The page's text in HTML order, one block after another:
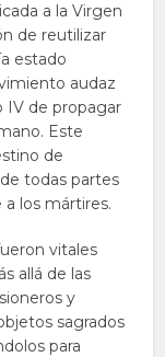
a la Virgen
de reutilizar
estado
audaz
IV de propagar
Este
de
todas partes
a los mártires.
vitales
allá de las
y
sagrados
para